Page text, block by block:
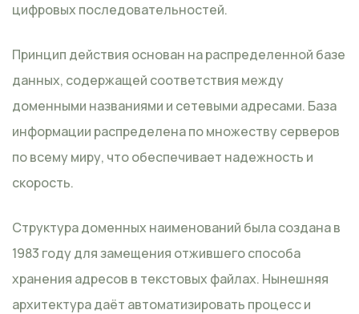
цифровых последовательностей.
Принцип действия основан на распределенной базе
данных, содержащей соответствия между
доменными названиями и сетевыми адресами. База
информации распределена по множеству серверов
по всему миру, что обеспечивает надежность и
скорость.
Структура доменных наименований была создана в
1983 году для замещения отжившего способа
хранения адресов в текстовых файлах. Нынешняя
архитектура даёт автоматизировать процесс и